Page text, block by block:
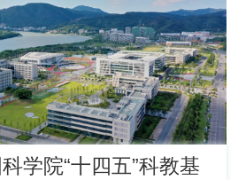
学院“十四五”科教基